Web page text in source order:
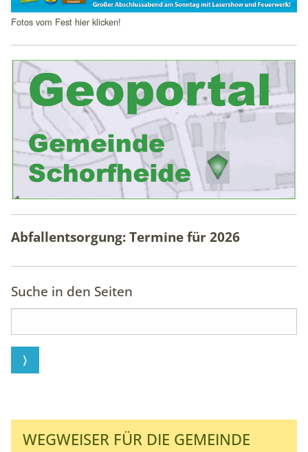
Fotos vom Fest hier klicken!
Abfallentsorgung: Termine für2026
Suche in den Seiten
WEGWEISER FÜR DIE GEMEINDE